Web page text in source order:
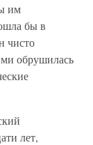
им
бы в
чисто
обрушилась
лет,